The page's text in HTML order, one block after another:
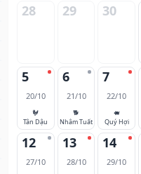
28 29 30
5
20/10
🐓
Tân Dậu
6
21/10
🐕
Nhâm Tuất
7
22/10
🐖
Quý Hợi
12
27/10
13
28/10
14
29/10